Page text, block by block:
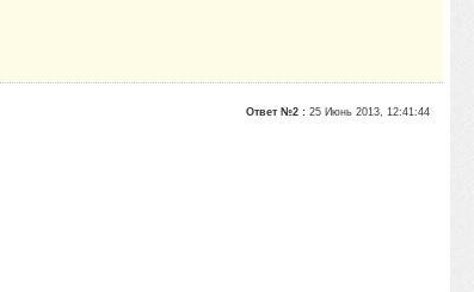
Ответ №2 :25 Июнь 2013, 12:41:44